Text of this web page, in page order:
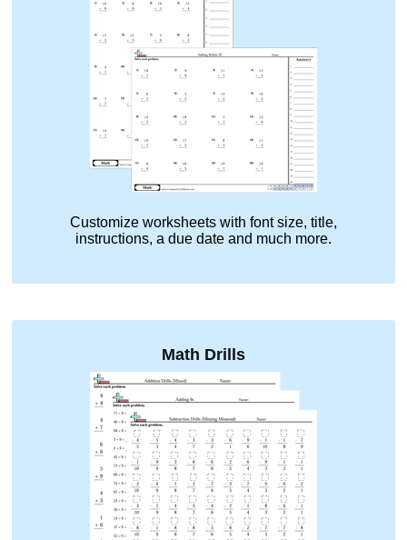
Customize worksheets with font size, title,
instructions, a due date and much more.
Math Drills